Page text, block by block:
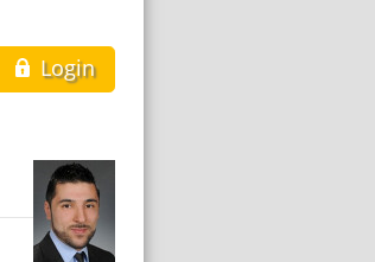
Login